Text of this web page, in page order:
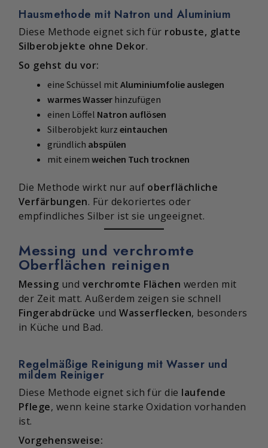
Hausmethode mit Natron und Aluminium
Diese Methode eignet sich für robuste, glatte
Silberobjekte ohne Dekor.
So gehst du vor:
eine Schüssel mit Aluminiumfolie auslegen
warmes Wasser hinzufügen
einen Löffel Natron auflösen
Silberobjekt kurz eintauchen
gründlich abspülen
mit einem weichen Tuch trocknen
Die Methode wirkt nur auf oberflächliche
Verfärbungen. Für dekoriertes oder
empfindliches Silber ist sie ungeeignet.
Messing und verchromte
Oberflächen reinigen
Messing und verchromte Flächen werden mit
der Zeit matt. Außerdem zeigen sie schnell
Fingerabdrücke undWasserflecken, besonders
in Küche und Bad.
Regelmäßige Reinigung mit Wasser und
mildem Reiniger
Diese Methode eignet sich für die laufende
Pflege, wenn keine starke Oxidation vorhanden
ist.
Vorgehensweise: